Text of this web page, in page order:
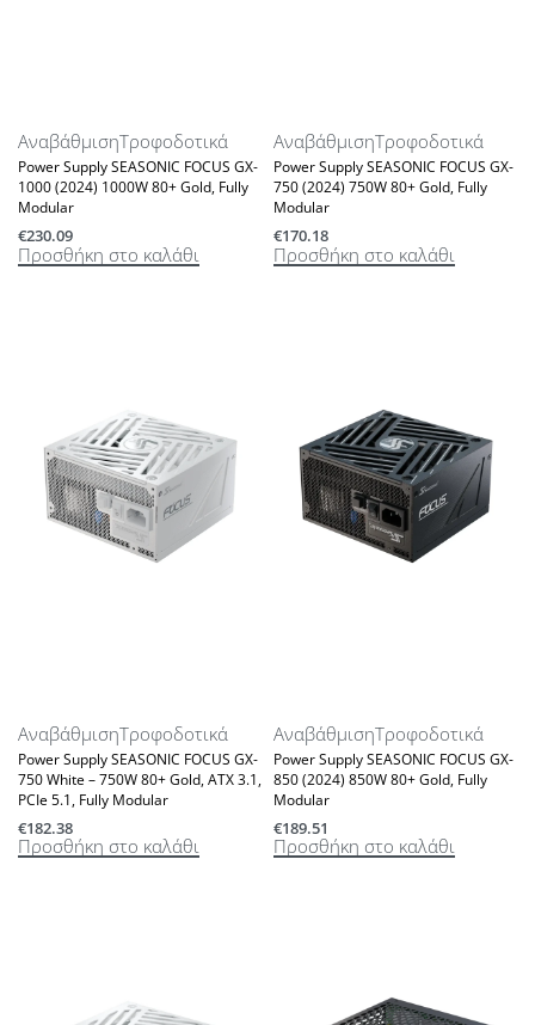
ΑναβάθμισηΤροφοδοτικά
Power Supply SEASONIC FOCUS GX-
1000 (2024) 1000W 80+ Gold, Fully
Modular
€230.09
Προσθήκη στο καλάθι
ΑναβάθμισηΤροφοδοτικά
Power Supply SEASONIC FOCUS GX-
750 (2024) 750W 80+ Gold, Fully
Modular
€170.18
Προσθήκη στο καλάθι
ΑναβάθμισηΤροφοδοτικά
Power Supply SEASONIC FOCUS GX-
750 White – 750W 80+ Gold, ATX 3.1,
PCIe 5.1, Fully Modular
€182.38
Προσθήκη στο καλάθι
ΑναβάθμισηΤροφοδοτικά
Power Supply SEASONIC FOCUS GX-
850 (2024) 850W 80+ Gold, Fully
Modular
€189.51
Προσθήκη στο καλάθι